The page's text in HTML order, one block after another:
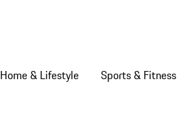
Home & Lifestyle Sports & Fitness